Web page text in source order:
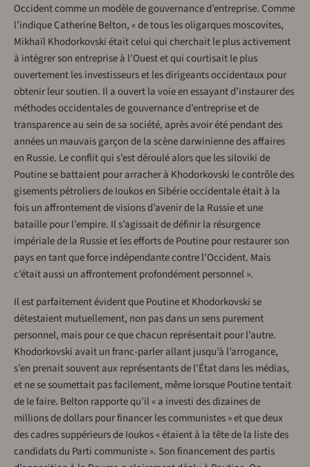
Occident comme un modèle de gouvernance d’entreprise. Comme
l’indique Catherine Belton, « de tous les oligarques moscovites,
Mikhaïl Khodorkovski était celui qui cherchait le plus activement
à intégrer son entreprise à l’Ouest et qui courtisait le plus
ouvertement les investisseurs et les dirigeants occidentaux pour
obtenir leur soutien. Il a ouvert la voie en essayant d’instaurer des
méthodes occidentales de gouvernance d’entreprise et de
transparence au sein de sa société, après avoir été pendant des
années un mauvais garçon de la scène darwinienne des affaires
en Russie. Le conflit qui s’est déroulé alors que les siloviki de
Poutine se battaient pour arracher à Khodorkovski le contrôle des
gisements pétroliers de Ioukos en Sibérie occidentale était à la
fois un affrontement de visions d’avenir de la Russie et une
bataille pour l’empire. Il s’agissait de définir la résurgence
impériale de la Russie et les efforts de Poutine pour restaurer son
pays en tant que force indépendante contre l’Occident. Mais
c’était aussi un affrontement profondément personnel ».
Il est parfaitement évident que Poutine et Khodorkovski se
détestaient mutuellement, non pas dans un sens purement
personnel, mais pour ce que chacun représentait pour l’autre.
Khodorkovski avait un franc-parler allant jusqu’à l’arrogance,
s’en prenait souvent aux représentants de l’État dans les médias,
et ne se soumettait pas facilement, même lorsque Poutine tentait
de le faire. Belton rapporte qu’il « a investi des dizaines de
millions de dollars pour financer les communistes » et que deux
des cadres suppérieurs de Ioukos « étaient à la tête de la liste des
candidats du Parti communiste ». Son financement des partis